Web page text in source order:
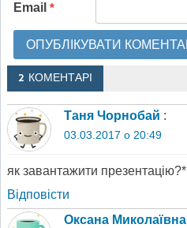
Email *
2 КОМЕНТАРІ
Таня Чорнобай :
03.03.2017 о 20:49
як завантажити презентацію?*
Відповіcти
Оксана Миколаївна